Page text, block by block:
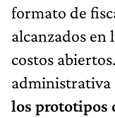
formato de
alcanzados en
costos
administrativa
los prototipos